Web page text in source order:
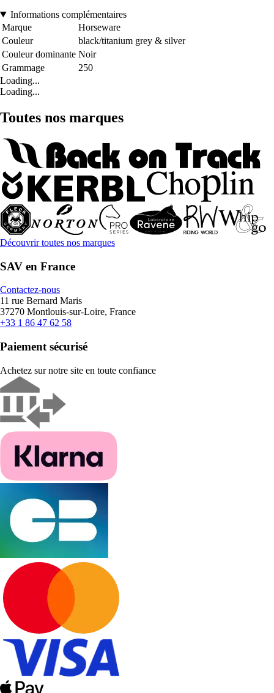
Informations complémentaires
Marque
Horseware
Couleur
black/titanium grey & silver
Couleur dominante Noir
Grammage
250
Loading...
Loading...
Toutes nos marques
Découvrir toutes nos marques
SAV en France
Contactez-nous
11 rue Bernard Maris
37270 Montlouis-sur-Loire, France
+33 1 86 47 62 58
Paiement sécurisé
Achetez sur notre site en toute confiance